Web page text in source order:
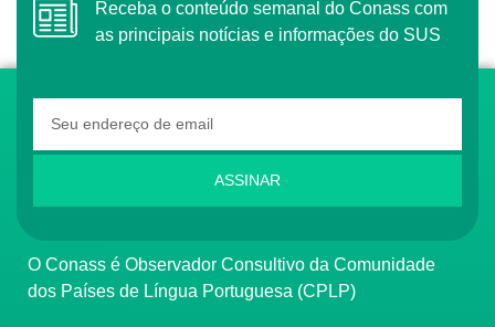
Receba o conteúdo semanal do Conass com
as principais notícias e informações do SUS
ASSINAR
O Conass é Observador Consultivo da Comunidade
dos Países de Língua Portuguesa (CPLP)